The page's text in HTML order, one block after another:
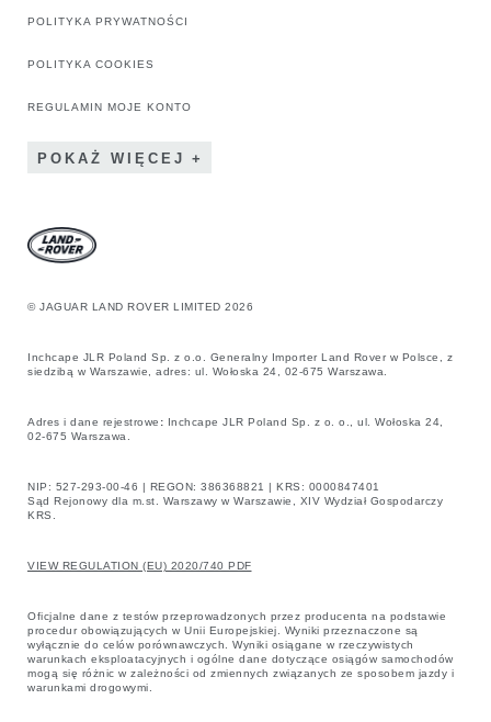
POLITYKA PRYWATNOŚCI
POLITYKA COOKIES
REGULAMIN MOJE KONTO
POKAŻ WIĘCEJ
© JAGUAR LAND ROVER LIMITED 2026
Inchcape JLR Poland Sp. z o.o. Generalny Importer Land Rover w Polsce, z
siedzibą w Warszawie, adres: ul. Wołoska 24, 02-675 Warszawa.
Adres i dane rejestrowe :
Inchcape JLR Poland Sp. z o. o., ul. Wołoska 24,
02-675 Warszawa.
NIP: 527-293-00-46 | REGON: 386368821 | KRS: 0000847401
Sąd Rejonowy dla m.st. Warszawy w Warszawie, XIV Wydział Gospodarczy
KRS.
VIEW REGULATION (EU) 2020/740 PDF
Oficjalne dane z testów przeprowadzonych przez producenta na podstawie
procedur obowiązujących w Unii Europejskiej. Wyniki przeznaczone są
wyłącznie do celów porównawczych. Wyniki osiągane w rzeczywistych
warunkach eksploatacyjnych i ogólne dane dotyczące osiągów samochodów
mogą się różnic w zależności od zmiennych związanych ze sposobem jazdy i
warunkami drogowymi.